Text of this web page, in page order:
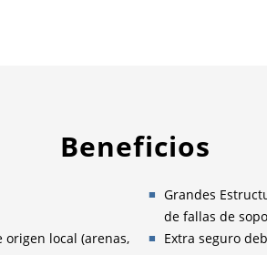
Beneficios
Grandes
de fallas de
origen local (arenas,
Extra seguro